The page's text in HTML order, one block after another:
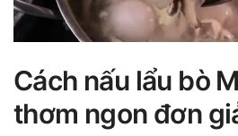
Cách nấu lẩu bò
thơm ngon đơn